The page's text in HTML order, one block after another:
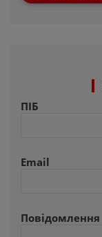
ПІБ
Email
Повідомлення